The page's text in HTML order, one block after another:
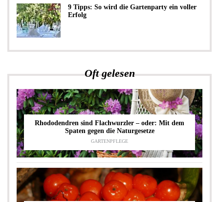
9 Tipps: So wird die Gartenparty ein voller
Erfolg
Oft gelesen
Rhododendren sind Flachwurzler – oder: Mit dem
Spaten gegen die Naturgesetze
GARTENPFLEGE